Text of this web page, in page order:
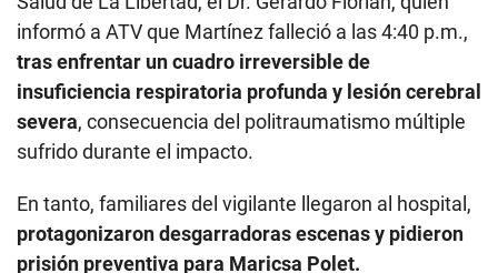
informó a ATV que Martínez falleció a las 4:40 p.m.,
tras enfrentar un cuadro irreversible de
insuficiencia respiratoria profunda y lesión cerebral
severa, consecuencia del politraumatismo múltiple
sufrido durante el impacto.
En tanto, familiares del vigilante llegaron al hospital,
protagonizaron desgarradoras escenas y pidieron
prisión preventiva para Maricsa Polet.